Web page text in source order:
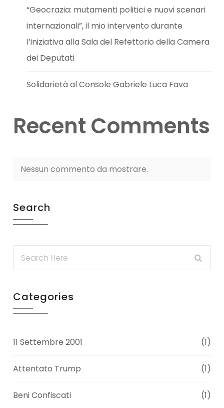
“Geocrazia: mutamenti politici e nuovi scenari
internazionali”, il mio intervento durante
l’iniziativa alla Sala del Refettorio della Camera
dei Deputati
Solidarietà al Console Gabriele Luca Fava
Recent Comments
Nessun commento da mostrare.
Search
Categories
11 Settembre 2001 (1)
Attentato Trump (1)
Beni Confiscati (1)